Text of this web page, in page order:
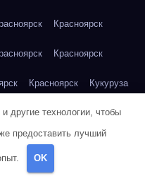
Красноярск
Красноярск
Красноярск Кукуруза
Кукуруза Кукуруза
Кукуруза
Куриная грудка
другие технологии, чтобы
предоставить лучший
OK